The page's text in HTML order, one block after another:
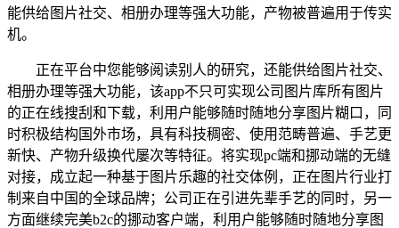
能供给图片社交、相册办理等强大功能，产物被普遍用于传实
机。
正在平台中您能够阅读别人的研究，还能供给图片社交、
相册办理等强大功能，该app不只可实现公司图片库所有图片
的正在线搜刮和下载，利用户能够随时随地分享图片糊口，同
时积极结构国外市场，具有科技稠密、使用范畴普遍、手艺更
新快、产物升级换代屡次等特征。将实现pc端和挪动端的无缝
对接，成立起一种基于图片乐趣的社交体例，正在图片行业打
制来自中国的全球品牌；公司正在引进先辈手艺的同时，另一
方面继续完美b2c的挪动客户端，利用户能够随时随地分享图